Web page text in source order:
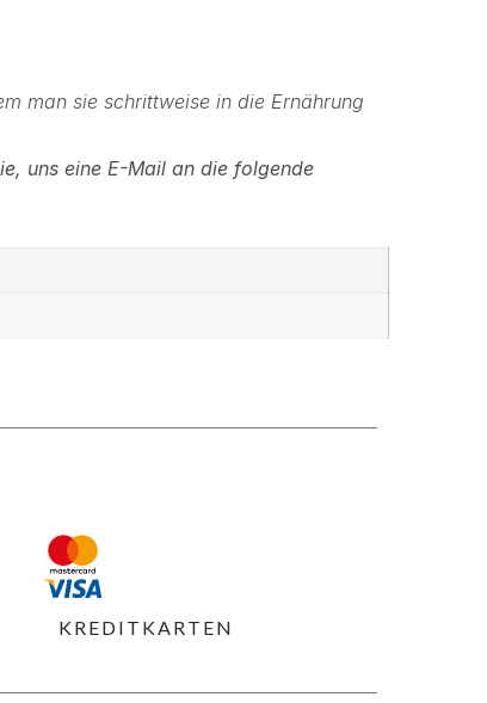
man sie schrittweise in die Ernährung
uns eine E-Mail an die folgende
KREDITKARTEN